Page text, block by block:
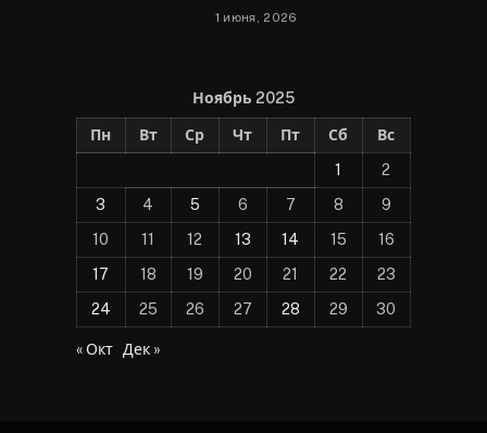
1 июня, 2026
Ноябрь 2025
Пн Вт Ср Чт Пт Сб
Вс
1
2
3
4 5 6 7 8
9
10
11 12 13 14 15
16
17
18 19 20 21 22
23
24
25 26 27 28 29 30
« Окт Дек »